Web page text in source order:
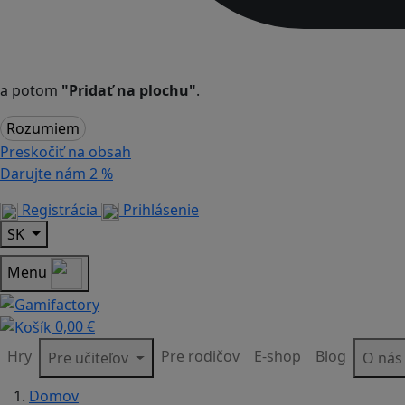
a potom "Pridať na plochu".
Rozumiem
Preskočiť na obsah
Darujte nám 2 %
Registrácia
Prihlásenie
SK
Menu
0,00 €
Hry
Pre učiteľov Pre rodičov E-shop Blog
O nás
Domov